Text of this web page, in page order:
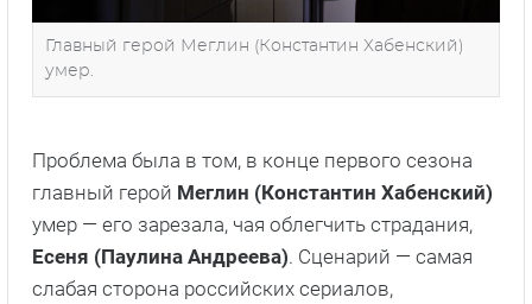
Главный герой Меглин (Константин Хабенский)
умер.
Проблема была в том, в конце первого сезона
главный герой Меглин (Константин Хабенский)
умер — его зарезала, чая облегчить страдания,
Есеня (Паулина Андреева). Сценарий — самая
слабая сторона российских сериалов,